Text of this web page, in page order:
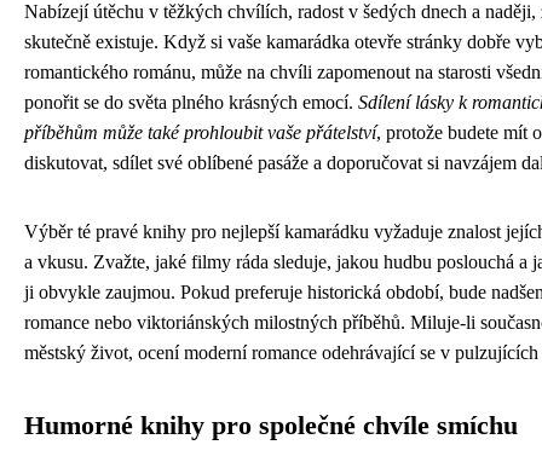
Nabízejí útěchu v těžkých chvílích, radost v šedých dnech a naději,
skutečně existuje. Když si vaše kamarádka otevře stránky dobře
romantického románu, může na chvíli zapomenout na starosti
ponořit se do světa plného krásných emocí. Sdílení lásky k
příběhům může také prohloubit vaše přátelství, protože budete mít
diskutovat, sdílet své oblíbené pasáže a doporučovat si navzájem
Výběr té pravé knihy pro nejlepší kamarádku vyžaduje znalost
a vkusu. Zvažte, jaké filmy ráda sleduje, jakou hudbu poslouchá a
ji obvykle zaujmou. Pokud preferuje historická období, bude
romance nebo viktoriánských milostných příběhů. Miluje-li
městský život, ocení moderní romance odehrávající se v
Humorné knihy pro společné chvíle smíchu